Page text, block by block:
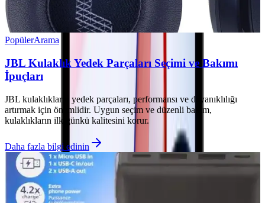
PopülerArama
JBL Kulaklık Yedek Parçaları Seçimi ve Bakımı
İpuçları
JBL kulaklıkların yedek parçaları, performansı ve dayanıklılığı
artırmak için önemlidir. Uygun seçim ve düzenli bakım,
kulaklıkların ilk günkü kalitesini korur.
Daha fazla bilgi edinin